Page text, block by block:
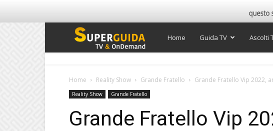
Super
Home Guida TV Ascolti
Home Reality Show Grande Fratello Grande Fratello Vip 2022,
Reality Show Grande Fratello
Grande Fratello Vip